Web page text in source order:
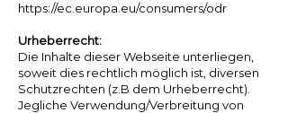
https://ec.europa.eu/consumers/odr
Urheberrecht:
Die Inhalte dieser Webseite unterliegen,
soweit dies rechtlich möglich ist, diversen
Schutzrechten (z.B dem Urheberrecht).
Jegliche Verwendung/Verbreitung von